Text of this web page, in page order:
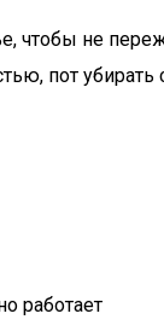
чтобы не
пот
работает